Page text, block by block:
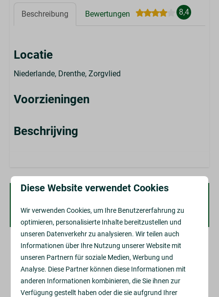
Beschreibung Bewertungen 8,4
Locatie
Niederlande, Drenthe, Zorgvlied
Voorzieningen
Beschrijving
Verfügbarkeit und Preis
2 Gäste
So 09-08-2026 Mi 12-08-2026
Diese Website verwendet Cookies
Wir verwenden Cookies, um Ihre Benutzererfahrung zu
optimieren, personalisierte Inhalte bereitzustellen und
unseren Datenverkehr zu analysieren. Wir teilen auch
Informationen über Ihre Nutzung unserer Website mit
unseren Partnern für soziale Medien, Werbung und
Analyse. Diese Partner können diese Informationen mit
anderen Informationen kombinieren, die Sie ihnen zur
Verfügung gestellt haben oder die sie aufgrund Ihrer